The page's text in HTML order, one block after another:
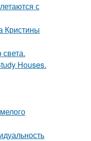
с
Кристины
Houses.